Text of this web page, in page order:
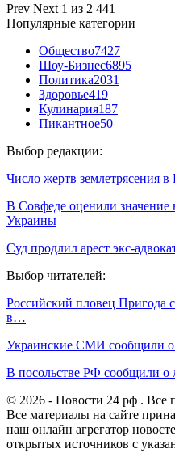
Prev Next 1 из 2 441
Популярные категории
Общество7427
Шоу-Бизнес6895
Политика2031
Здоровье419
Кулинария187
Пикантное50
Выбор редакции:
Число жертв землетрясения
В Совфеде оценили
Украины
Суд продлил арест экс-
Выбор читателей:
Российский пловец Пригода
в…
Украинские СМИ сообщили
В посольстве РФ сообщили о
© 2026 - Новости 24 рф . Все
Все материалы на сайте
наш онлайн агрегатор
открытых источников с